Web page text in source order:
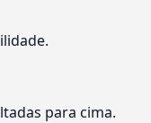
para cima.